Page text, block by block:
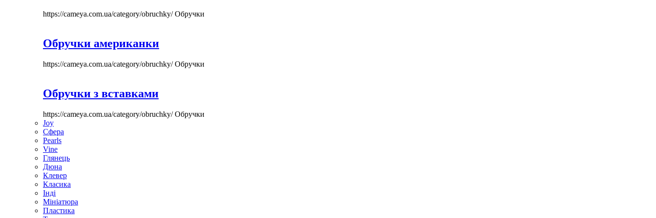
https://cameya.com.ua/category/obruchky/Обручки
Обручки американки
https://cameya.com.ua/category/obruchky/Обручки
Обручки з вставками
https://cameya.com.ua/category/obruchky/Обручки
Joy
Сфера
Pearls
Vine
Глянець
Дюна
Клевер
Класика
Інді
Мініатюра
Пластика